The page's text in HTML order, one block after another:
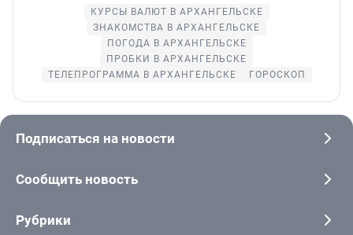
КУРСЫ ВАЛЮТ В АРХАНГЕЛЬСКЕ
ЗНАКОМСТВА В АРХАНГЕЛЬСКЕ
ПОГОДА В АРХАНГЕЛЬСКЕ
ПРОБКИ В АРХАНГЕЛЬСКЕ
ТЕЛЕПРОГРАММА В АРХАНГЕЛЬСКЕ
ГОРОСКОП
Подписаться на новости
Сообщить новость
Рубрики